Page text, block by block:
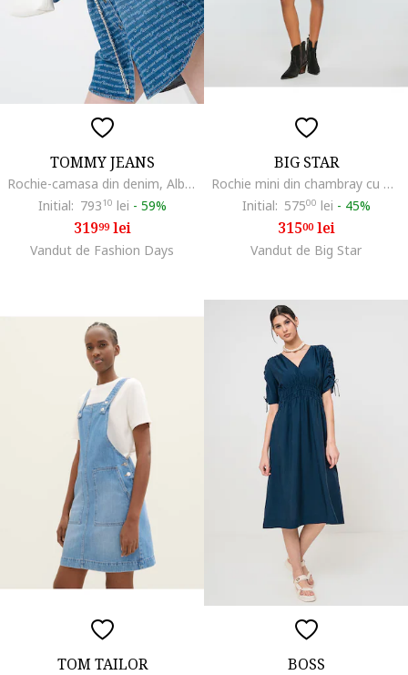
TOMMY JEANS
Rochie-camasa din denim, Albastru inchis
Initial: 79310 lei - 59%
31999lei
Vandut de Fashion Days
BIG STAR
Rochie mini din chambray cu maneci bufante Jennie 270
Initial: 57500 lei - 45%
31500lei
Vandut de Big Star
TOM TAILOR BOSS